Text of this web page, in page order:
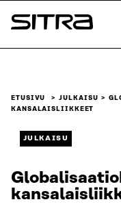
Siirry
suoraan
Sitra
ETUSIVU JULKAISU
KANSALAISLIIKKEET
JULKAISU